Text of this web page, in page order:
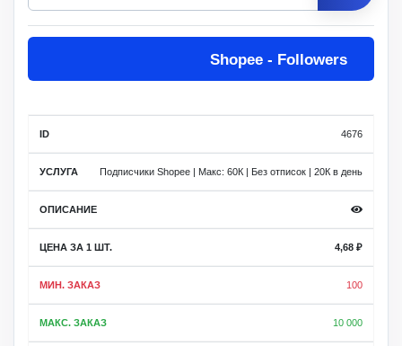
ID Услуга
шт.
Мин.
заказ
Макс.
заказ
Описание
Shopee - Followers
4676
Подписчики Shopee | Макс: 60К | Без отписок | 20К в день
4,68 ₽
100
10 000